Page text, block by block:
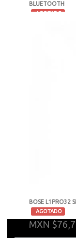
BLUETOOTH
AGOTADO
BOSE L1PRO32
AGOTADO
MXN